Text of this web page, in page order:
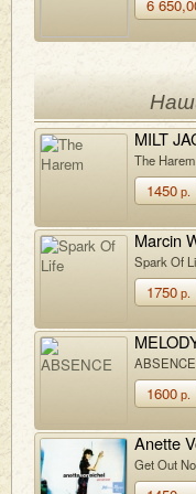
6
MILT
The Harem
1450р.
Marcin
Spark Of
1750р.
ABSENCE
1600р.
Anette
Get Out